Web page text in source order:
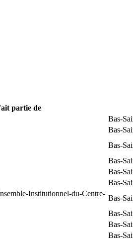
partie de
Bas-
Bas-
Bas-
Bas-
Bas-
Bas-
Institutionnel-du-Centre-
Bas-
Bas-
Bas-
Bas-